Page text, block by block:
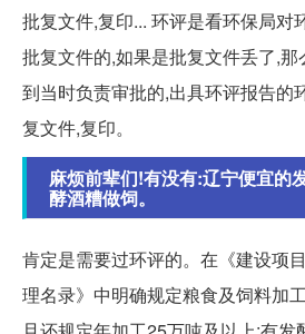
批复文件,复印... 环评是看环保局对
批复文件的,如果是批复文件丢了,
到当时负责审批的,出具环评报告的
复文件,复印。
麻烦前辈们!有没有:辽宁便宜的
酵酒糟做饲。
肯定是需要过环评的。在《建设项
理名录》中明确规定粮食及饲料加